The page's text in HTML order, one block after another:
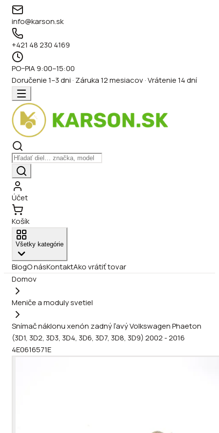
info@karson.sk
+421 48 230 4169
PO–PIA 9:00–15:00
Doručenie 1–3 dni · Záruka 12 mesiacov · Vrátenie 14 dní
Účet
Košík
Všetky kategórie
BlogO násKontaktAko vrátiť tovar
Domov
Meniče a moduly svetiel
Snímač náklonu xenón zadný ľavý Volkswagen Phaeton
(3D1, 3D2, 3D3, 3D4, 3D6, 3D7, 3D8, 3D9) 2002 - 2016
4E0616571E